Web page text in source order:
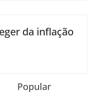
da inflação
Popular